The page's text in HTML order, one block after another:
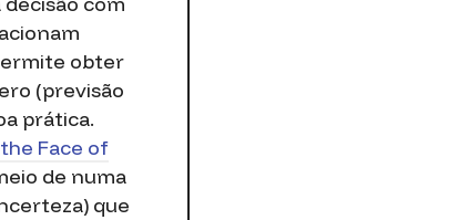
obter
(previsão
prática.
Face of
de numa
que